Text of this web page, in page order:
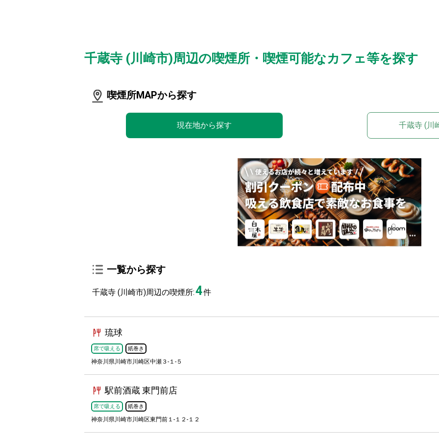
千蔵寺 (川崎市)周辺の喫煙所・喫煙可能なカフェ等を探す
喫煙所MAPから探す
現在地から探す 千蔵寺 (川
一覧から探す
千蔵寺 (川崎市)周辺の喫煙所:4件
琉球
席で吸える 紙巻き
神奈川県川崎市川崎区中瀬３-１-５
駅前酒蔵 東門前店
席で吸える 紙巻き
神奈川県川崎市川崎区東門前１-１２-１２